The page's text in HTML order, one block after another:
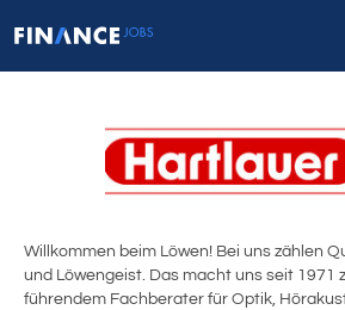
Willkommen beim Löwen! Bei uns zählen
und Löwengeist. Das macht uns seit 1971
führendem Fachberater für Optik,